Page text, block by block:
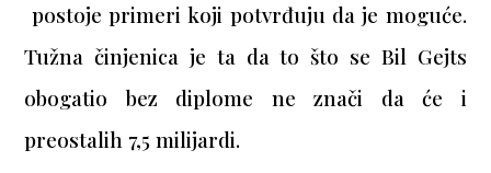
postoje primeri koji potvrđuju da je moguće.
Tužna činjenica je ta da to što se Bil Gejts
obogatio bez diplome ne znači da će i
preostalih 7,5 milijardi.